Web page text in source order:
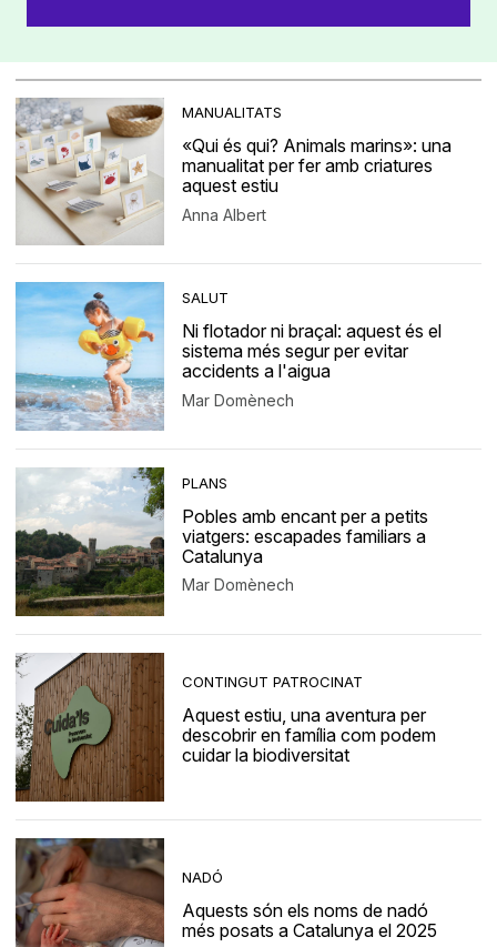
MANUALITATS
«Qui és qui? Animals marins»: una
manualitat per fer amb criatures
aquest estiu
Anna Albert
SALUT
Ni flotador ni braçal: aquest és el
sistema més segur per evitar
accidents a l'aigua
Mar Domènech
PLANS
Pobles amb encant per a petits
viatgers: escapades familiars a
Catalunya
Mar Domènech
CONTINGUT PATROCINAT
Aquest estiu, una aventura per
descobrir en família com podem
cuidar la biodiversitat
NADÓ
Aquests són els noms de nadó
més posats a Catalunya el 2025